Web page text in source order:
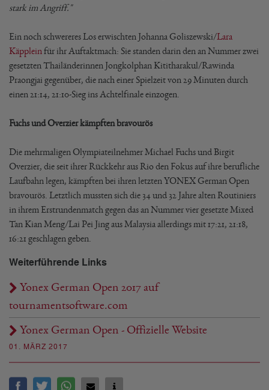
01. MÄRZ 2017
stark im Angriff."
Ein noch schwereres Los erwischten Johanna Goliszewski/Lara
Käpplein für ihr Auftaktmach: Sie standen darin den an Nummer zwei
gesetzten Thailänderinnen Jongkolphan Kititharakul/Rawinda
Praongjai gegenüber, die nach einer Spielzeit von 29 Minuten durch
einen 21:14, 21:10-Sieg ins Achtelfinale einzogen.
Fuchs und Overzier kämpften bravourös
Die mehrmaligen Olympiateilnehmer Michael Fuchs und Birgit
Overzier, die seit ihrer Rückkehr aus Rio den Fokus auf ihre berufliche
Laufbahn legen, kämpften bei ihren letzten YONEX German Open
bravourös. Letztlich mussten sich die 34 und 32 Jahre alten Routiniers
in ihrem Erstrundenmatch gegen das an Nummer vier gesetzte Mixed
Tan Kian Meng/Lai Pei Jing aus Malaysia allerdings mit 17:21, 21:18,
16:21 geschlagen geben.
Weiterführende Links
Yonex German Open 2017 auf
tournamentsoftware.com
Yonex German Open - Offizielle Website